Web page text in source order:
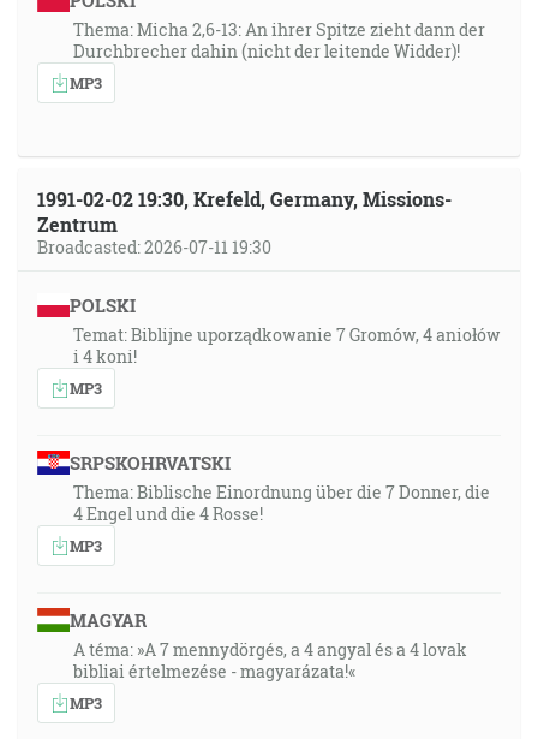
Thema: Micha 2,6-13: An ihrer Spitze zieht dann der
Durchbrecher dahin (nicht der leitende Widder)!
MP3
1991-02-02 19:30, Krefeld, Germany, Missions-
Zentrum
Broadcasted: 2026-07-11 19:30
POLSKI
Temat: Biblijne uporządkowanie 7 Gromów, 4 aniołów
i 4 koni!
MP3
SRPSKOHRVATSKI
Thema: Biblische Einordnung über die 7 Donner, die
4 Engel und die 4 Rosse!
MP3
MAGYAR
A téma: »A 7 mennydörgés, a 4 angyal és a 4 lovak
bibliai értelmezése - magyarázata!«
MP3